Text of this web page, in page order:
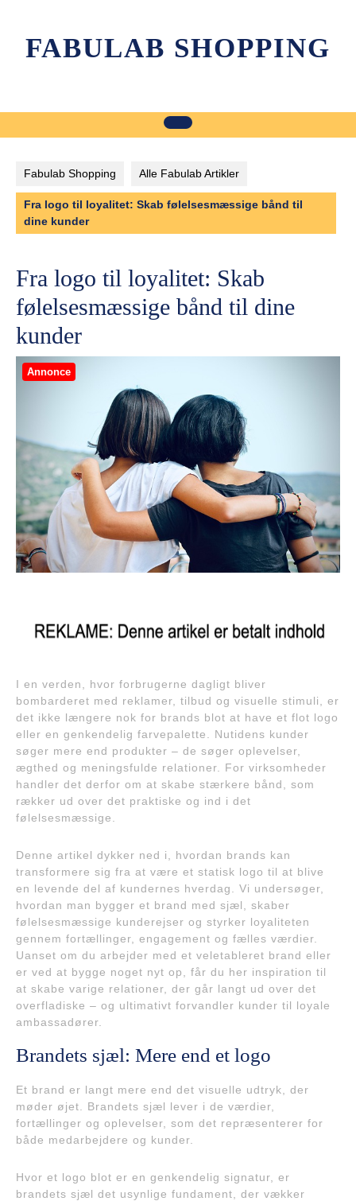
contentFABULAB SHOPPING
Fabulab Shopping Alle Fabulab Artikler
Fra logo til loyalitet: Skab følelsesmæssige bånd til
dine kunder
Fra logo til loyalitet: Skab
følelsesmæssige bånd til dine
kunder
Annonce
I en verden, hvor forbrugerne dagligt bliver
bombarderet med reklamer, tilbud og visuelle stimuli, er
det ikke længere nok for brands blot at have et flot logo
eller en genkendelig farvepalette. Nutidens kunder
søger mere end produkter – de søger oplevelser,
ægthed og meningsfulde relationer. For virksomheder
handler det derfor om at skabe stærkere bånd, som
rækker ud over det praktiske og ind i det
følelsesmæssige.
Denne artikel dykker ned i, hvordan brands kan
transformere sig fra at være et statisk logo til at blive
en levende del af kundernes hverdag. Vi undersøger,
hvordan man bygger et brand med sjæl, skaber
følelsesmæssige kunderejser og styrker loyaliteten
gennem fortællinger, engagement og fælles værdier.
Uanset om du arbejder med et veletableret brand eller
er ved at bygge noget nyt op, får du her inspiration til
at skabe varige relationer, der går langt ud over det
overfladiske – og ultimativt forvandler kunder til loyale
ambassadører.
Brandets sjæl: Mere end et logo
Et brand er langt mere end det visuelle udtryk, der
møder øjet. Brandets sjæl lever i de værdier,
fortællinger og oplevelser, som det repræsenterer for
både medarbejdere og kunder.
Hvor et logo blot er en genkendelig signatur, er
brandets sjæl det usynlige fundament, der vækker